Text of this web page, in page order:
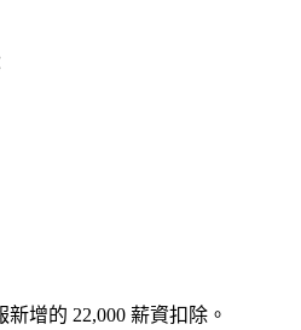
增的 22,000 薪資扣除。